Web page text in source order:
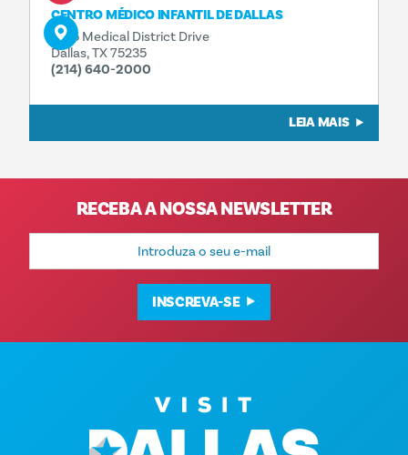
CENTRO MÉDICO INFANTIL DE DALLAS
1935 Medical District Drive
Dallas, TX 75235
(214) 640-2000
LEIA MAIS
RECEBA A NOSSA NEWSLETTER
Endereço
e-
INSCREVA-SE